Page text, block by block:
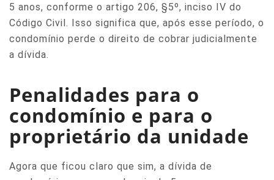
5 anos, conforme o artigo 206, §5º, inciso IV do
Código Civil. Isso significa que, após esse período, o
condomínio perde o direito de cobrar judicialmente
a dívida.
Penalidades para o
condomínio e para o
proprietário da unidade
Agora que ficou claro que sim, a dívida de